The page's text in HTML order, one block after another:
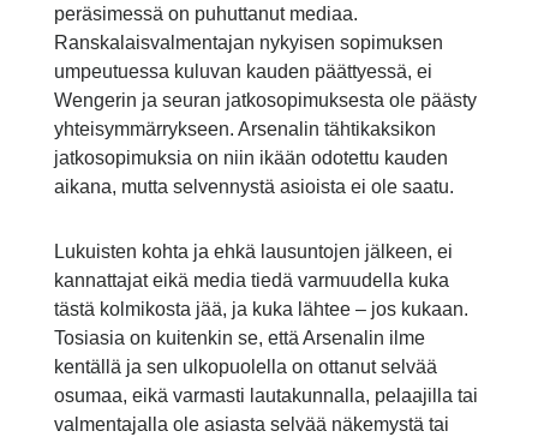
peräsimessä on puhuttanut mediaa.
Ranskalaisvalmentajan nykyisen sopimuksen
umpeutuessa kuluvan kauden päättyessä, ei
Wengerin ja seuran jatkosopimuksesta ole päästy
yhteisymmärrykseen. Arsenalin tähtikaksikon
jatkosopimuksia on niin ikään odotettu kauden
aikana, mutta selvennystä asioista ei ole saatu.
Lukuisten kohta ja ehkä lausuntojen jälkeen, ei
kannattajat eikä media tiedä varmuudella kuka
tästä kolmikosta jää, ja kuka lähtee – jos kukaan.
Tosiasia on kuitenkin se, että Arsenalin ilme
kentällä ja sen ulkopuolella on ottanut selvää
osumaa, eikä varmasti lautakunnalla, pelaajilla tai
valmentajalla ole asiasta selvää näkemystä tai